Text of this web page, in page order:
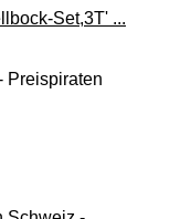
Set,3T' ...
Preispiraten